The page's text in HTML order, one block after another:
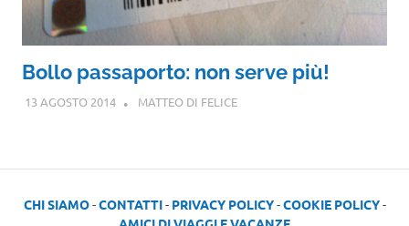
Bollo passaporto: non serve più!
13 AGOSTO 2014 MATTEO DI FELICE
CHI SIAMO-CONTATTI- PRIVACY POLICY-COOKIE POLICY-